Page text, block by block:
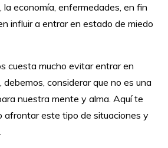
la economía, enfermedades, en fin
influir a entrar en estado de miedo
cuesta mucho evitar entrar en
considerar que no es una
nuestra mente y alma. Aquí te
afrontar este tipo de situaciones y